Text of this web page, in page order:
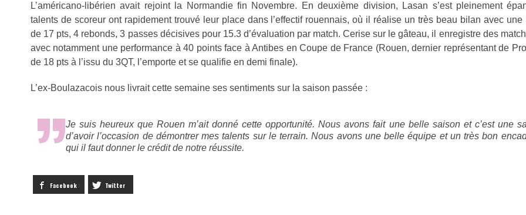
L’américano-libérien avait rejoint la Normandie fin Novembre. En deuxième division, Lasan s’est pleinement
talents de scoreur ont rapidement trouvé leur place dans l’effectif rouennais, où il réalise un très beau bilan avec une
de 17 pts, 4 rebonds, 3 passes décisives pour 15.3 d’évaluation par match. Cerise sur le gâteau, il enregistre des
avec notamment une performance à 40 points face à Antibes en Coupe de France (Rouen, dernier représentant de
de 18 pts à l’issu du 3QT, l’emporte et se qualifie en demi finale).
L’ex-Boulazacois nous livrait cette semaine ses sentiments sur la saison passée :
Je suis heureux que Rouen m’ait donné cette opportunité. Nous avons fait une belle saison et c’est une
d’avoir l’occasion de démontrer mes talents sur le terrain. Nous avons une belle équipe et un très bon
qui il faut donner le crédit de notre réussite.
Facebook Twitter